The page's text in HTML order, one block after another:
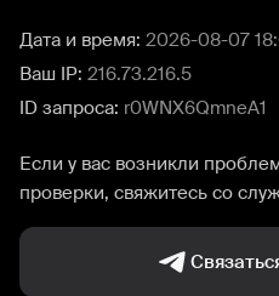
Дата и время: 2026-08-07
Ваш IP: 216.73.216.5
ID запроса: r0WNX6QmneA1
Если у вас возникли
проверки, свяжитесь со